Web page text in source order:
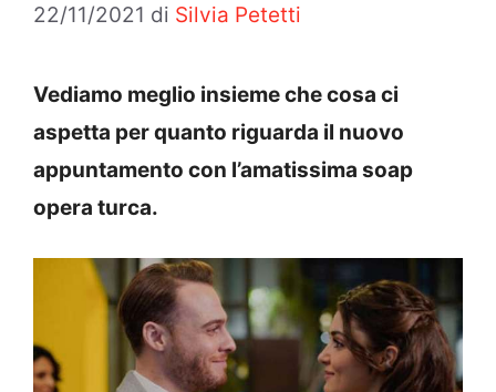
22/11/2021 di Silvia Petetti
Vediamo meglio insieme che cosa ci
aspetta per quanto riguarda il nuovo
appuntamento con l’amatissima soap
opera turca.